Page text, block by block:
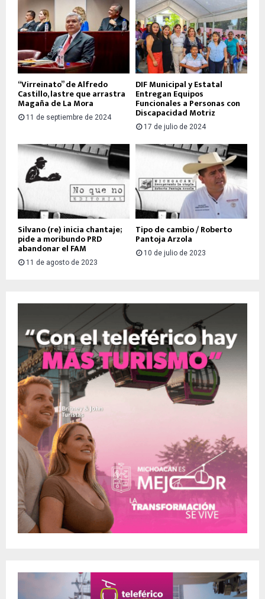
“Virreinato” de Alfredo
Castillo, lastre que arrastra
Magaña de La Mora
11 de septiembre de 2024
DIF Municipal y Estatal
Entregan Equipos
Funcionales a Personas con
Discapacidad Motriz
17 de julio de 2024
Silvano (re) inicia chantaje;
pide a moribundo PRD
abandonar el FAM
11 de agosto de 2023
Tipo de cambio / Roberto
Pantoja Arzola
10 de julio de 2023